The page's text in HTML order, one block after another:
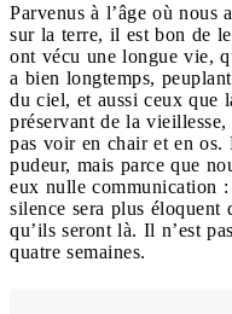
Parvenus à l’âge où nous
sur la terre, il est bon de
ont vécu une longue vie,
a bien longtemps,
du ciel, et aussi ceux que
préservant de la vieillesse,
pas voir en chair et en os.
pudeur, mais parce que
eux nulle communication
silence sera plus éloquent
qu’ils seront là. Il n’est
quatre semaines.